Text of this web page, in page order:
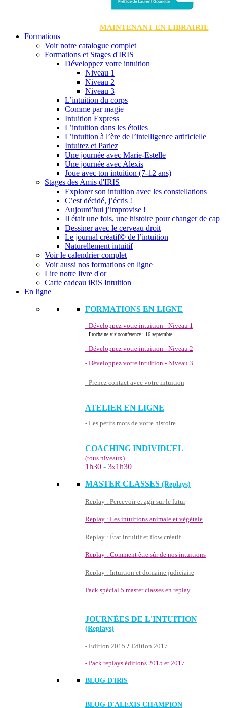
MAINTENANT EN LIBRAIRIE
Formations
Voir notre catalogue complet
Formations et Stages d'IRIS
Développez votre intuition
Niveau 1
Niveau 2
Niveau 3
L’intuition du corps
Comme par magie
Intuition Express
L’intuition dans les étoiles
L’intuition à l’ère de l’intelligence artificielle
Intuitez et Pariez
Une journée avec Marie-Estelle
Une journée avec Alexis
Joue avec ton intuition (7-12 ans)
Stages des Amis d'IRIS
Explorer son intuition avec les constellations
C’est décidé, j’écris !
Aujourd'hui j’improvise !
Il était une fois, une histoire pour changer de cap
Dessiner avec le cerveau droit
Le journal créatif© de l’intuition
Naturellement intuitif
Voir le calendrier complet
Voir aussi nos formations en ligne
Lire notre livre d'or
Carte cadeau iRiS Intuition
En ligne
FORMATIONS EN LIGNE
- Développez votre intuition - Niveau 1
Prochaine visioconférence : 16 septembre
- Développez votre intuition - Niveau 2
- Développez votre intuition - Niveau 3
- Prenez contact avec votre intuition
ATELIER EN LIGNE
- Les petits mots de votre histoire
COACHING INDIVIDUEL
(tous niveaux)
1h30 - 3x1h30
MASTER CLASSES (Replays)
Replay : Percevoir et agir sur le futur
Replay : Les intuitions animale et végétale
Replay : État intuitif et flow créatif
Replay : Comment être sûr de nos intuitions
Replay : Intuition et domaine judiciaire
Pack spécial 5 master classes en replay
JOURNÉES DE L'INTUITION
(Replays)
- Edition 2015 / Edition 2017
- Pack replays éditions 2015 et 2017
BLOG D'iRiS
BLOG D'ALEXIS CHAMPION